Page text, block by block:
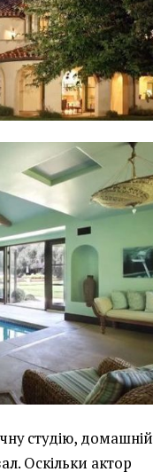
студію, домашній
Оскільки актор